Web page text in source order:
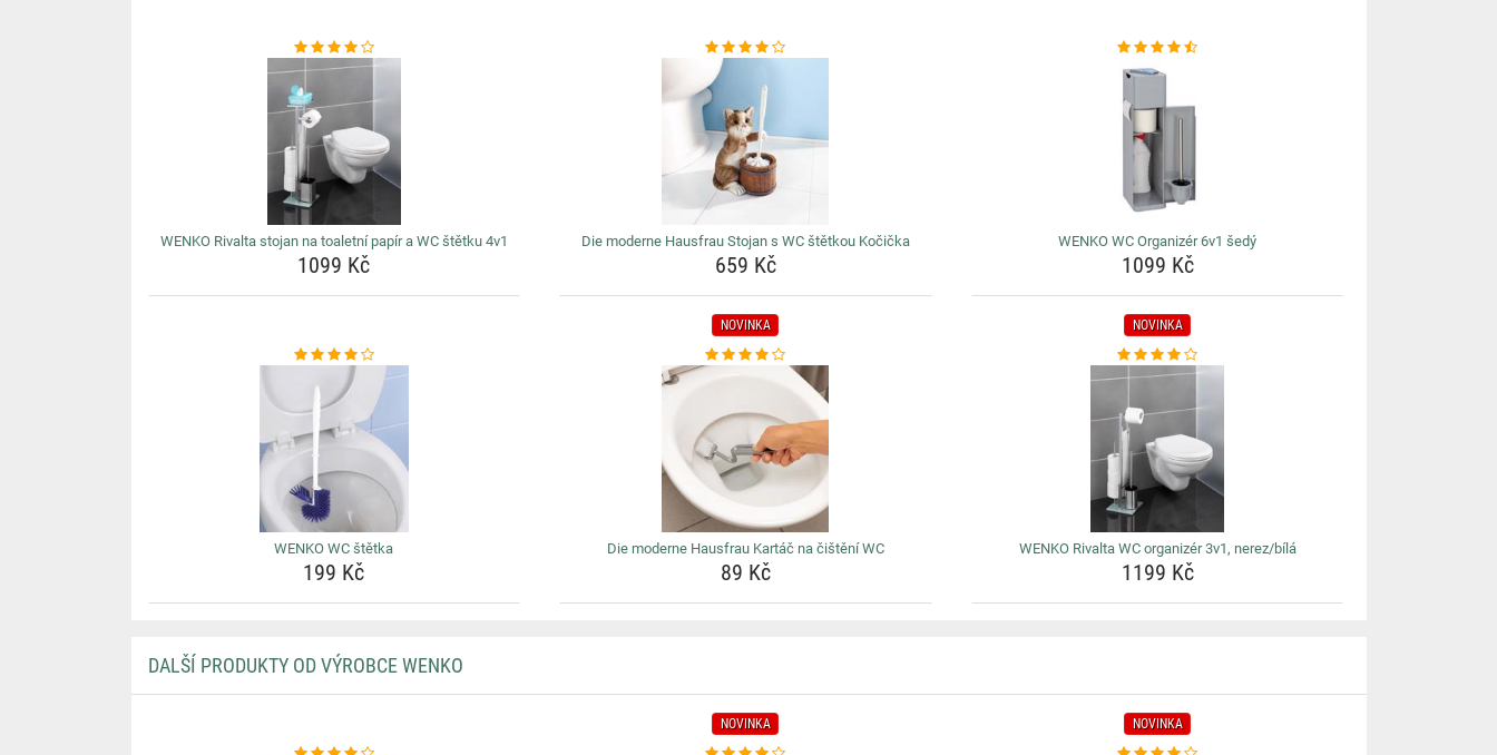
WENKO Rivalta stojan na toaletní papír a WC štětku 4v1
1099 Kč
Die moderne Hausfrau Stojan s WC štětkou Kočička
659 Kč
WENKO WC Organizér 6v1 šedý
1099 Kč
WENKO WC štětka
199 Kč
NOVINKA
Die moderne Hausfrau Kartáč na čištění WC
89 Kč
NOVINKA
WENKO Rivalta WC organizér 3v1, nerez/bílá
1199 Kč
DALŠÍ PRODUKTY OD VÝROBCE WENKO
NOVINKA NOVINKA